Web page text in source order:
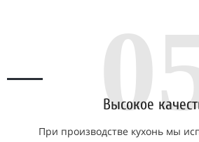
Высокое
При производстве кухонь мы